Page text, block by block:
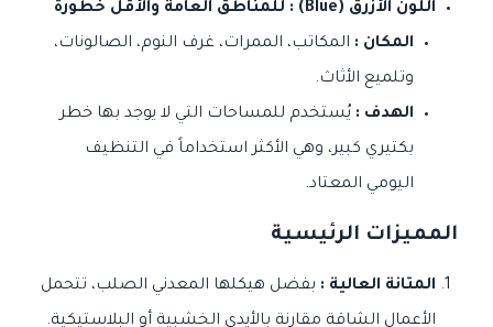
اللون الأزرق (Blue) : للمناطق العامة والأقل خطورة
المكان : المكاتب، الممرات، غرف النوم، الصالونات،
وتلميع الأثاث.
الهدف : يُستخدم للمساحات التي لا يوجد بها خطر
بكتيري كبير، وهي الأكثر استخداماً في التنظيف
اليومي المعتاد.
المميزات الرئيسية
المتانة العالية : بفضل هيكلها المعدني الصلب، تتحمل
الأعمال الشاقة مقارنة بالأيدي الخشبية أو البلاستيكية.